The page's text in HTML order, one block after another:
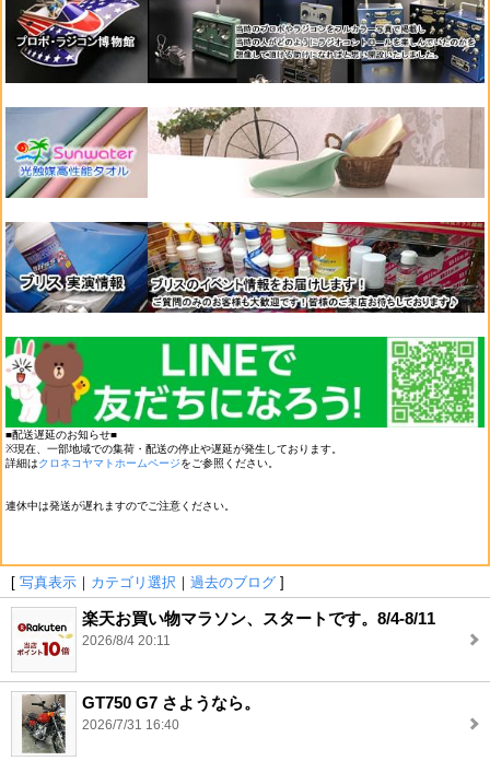
■配送遅延のお知らせ■
※現在、一部地域での集荷・配送の停止や遅延が発生しております。
詳細はクロネコヤマトホームページをご参照ください。
連休中は発送が遅れますのでご注意ください。
[ 写真表示 ｜ カテゴリ選択 ｜ 過去のブログ ]
楽天お買い物マラソン、スタートです。8/4-8/11
2026/8/4 20:11
GT750 G7 さようなら。
2026/7/31 16:40